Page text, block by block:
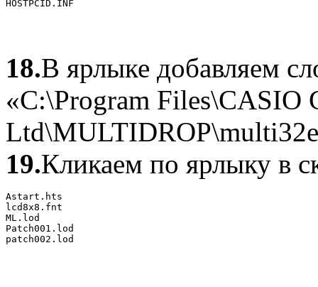
HOSTPCID.INF
18.В ярлыке добавляем
«C:\Program Files\CASIO
19.Кликаем по ярлыку в
Astart.hts
lcd8x8.fnt
ML.lod
Patch001.lod
patch002.lod